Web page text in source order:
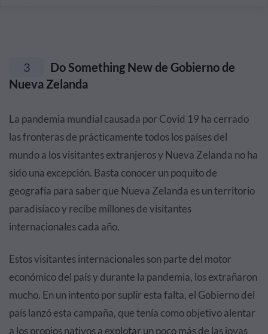
3
Do Something New de Gobierno de
Nueva Zelanda
La pandemia mundial causada por Covid 19 ha cerrado
las fronteras de prácticamente todos los países del
mundo a los visitantes extranjeros y Nueva Zelanda no ha
sido una excepción. Basta conocer un poquito de
geografía para saber que Nueva Zelanda es un territorio
paradisíaco y recibe millones de visitantes
internacionales cada año.
Estos visitantes internacionales son parte del motor
económico del país y durante la pandemia, los extrañaron
mucho. En un intento por suplir esta falta, el Gobierno del
país lanzó esta campaña, que tenía como objetivo alentar
a los propios nativos a explotar un poco más de las joyas